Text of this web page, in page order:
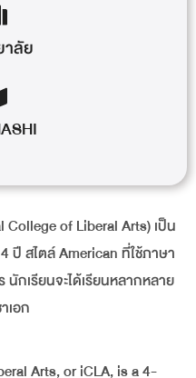
ลัย
of Liberal Arts) เป็น
สไตล์ American ที่ใช้ภาษา
กเรียนจะได้เรียนหลากหลาย
เอก
Arts, or iCLA, is a 4-